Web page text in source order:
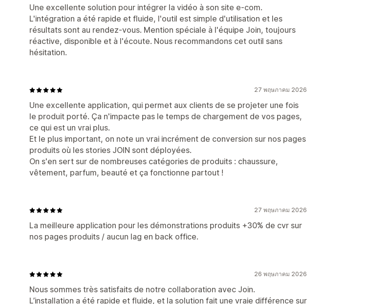
Une excellente solution pour intégrer la vidéo à son site e-com.
L'intégration a été rapide et fluide, l'outil est simple d'utilisation et les
résultats sont au rendez-vous. Mention spéciale à l'équipe Join, toujours
réactive, disponible et à l'écoute. Nous recommandons cet outil sans
hésitation.
27 พฤษภาคม 2026
Une excellente application, qui permet aux clients de se projeter une fois
le produit porté. Ça n'impacte pas le temps de chargement de vos pages,
ce qui est un vrai plus.
Et le plus important, on note un vrai incrément de conversion sur nos pages
produits où les stories JOIN sont déployées.
On s'en sert sur de nombreuses catégories de produits : chaussure,
vêtement, parfum, beauté et ça fonctionne partout !
27 พฤษภาคม 2026
La meilleure application pour les démonstrations produits +30% de cvr sur
nos pages produits / aucun lag en back office.
26 พฤษภาคม 2026
Nous sommes très satisfaits de notre collaboration avec Join.
L’installation a été rapide et fluide, et la solution fait une vraie différence sur